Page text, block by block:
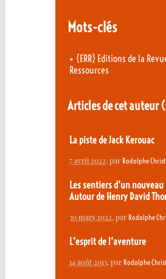
Mots-clés
• {ERR} Editions de la
Ressources
Articles de cet auteur
La piste de Jack Kerouac
7 avril 2022, par Rodolphe
Les sentiers d’un
Autour de Henry David
30 mars 2022, par Rodolphe
L’esprit de l’aventure
14 août 2013, par Rodolphe